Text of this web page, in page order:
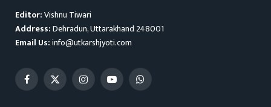
Editor:Vishnu Tiwari
Address:Dehradun, Uttarakhand 248001
Email Us:info@utkarshjyoti.com
Facebook
X
InstagramYouTubeWhatsApp